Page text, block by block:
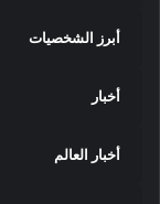
أبرز الشخصيات
أخبار
أخبار العالم